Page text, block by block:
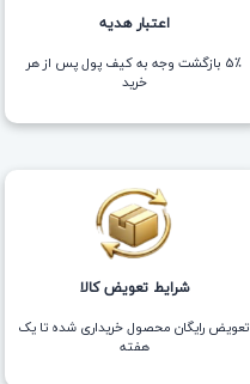
اعتبار هدیه
5٪ بازگشت وجه به کیف پول پس از هر
خرید
شرایط تعویض کالا
تعویض رایگان محصول خریداری شده تا یک
هفته